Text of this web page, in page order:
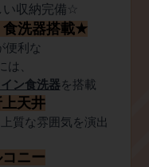
収納完備☆
洗器搭載★
便利な
は、
ン食洗器を搭載
天井
質な雰囲気を演出
ニー